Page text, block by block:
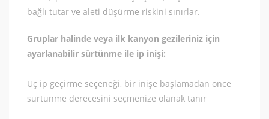
bağlı tutar ve aleti düşürme riskini sınırlar.
Gruplar halinde veya ilk kanyon gezileriniz için
ayarlanabilir sürtünme ile ip inişi:
Üç ip geçirme seçeneği, bir inişe başlamadan önce
sürtünme derecesini seçmenize olanak tanır